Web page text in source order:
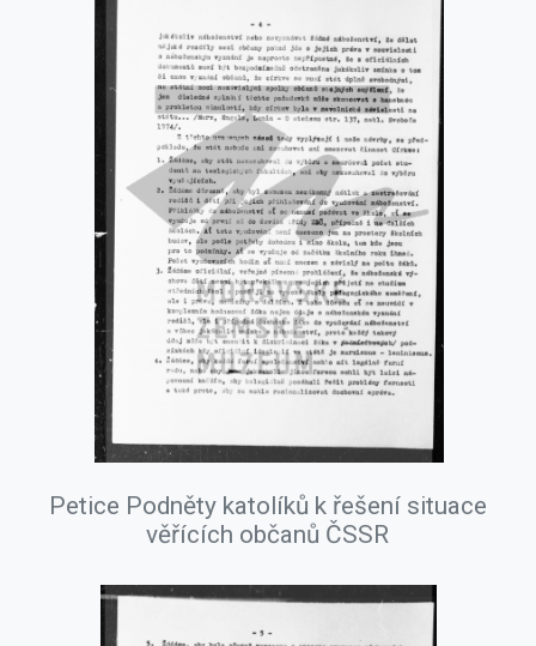
Petice Podněty katolíků k řešení situace
věřících občanů ČSSR